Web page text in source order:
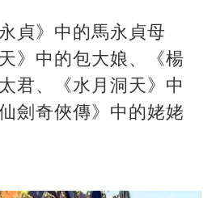
貞》中的馬永貞母
》中的包大娘、《楊
君、《水月洞天》中
劍奇俠傳》中的姥姥